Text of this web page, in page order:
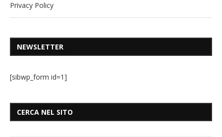
Privacy Policy
NEWSLETTER
[sibwp_form id=1]
CERCA NEL SITO